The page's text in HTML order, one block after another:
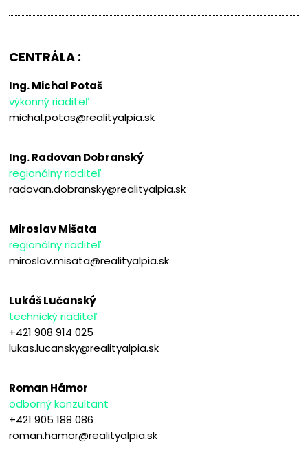
CENTRÁLA :
Ing. Michal Potaš
výkonný riaditeľ
michal.potas@realityalpia.sk
Ing. Radovan Dobranský
regionálny riaditeľ
radovan.dobransky@realityalpia.sk
Miroslav Mišata
regionálny riaditeľ
miroslav.misata@realityalpia.sk
Lukáš Lučanský
technický riaditeľ
+421 908 914 025
lukas.lucansky@realityalpia.sk
Roman Hámor
odborný konzultant
+421 905 188 086
roman.hamor@realityalpia.sk